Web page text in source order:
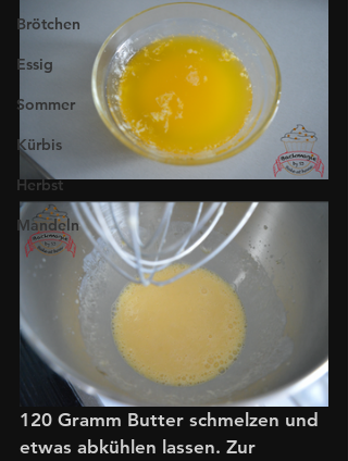
Brötchen
Essig
Sommer
Kürbis
Herbst
Mandeln
120 Gramm Butter schmelzen und
etwas abkühlen lassen. Zur